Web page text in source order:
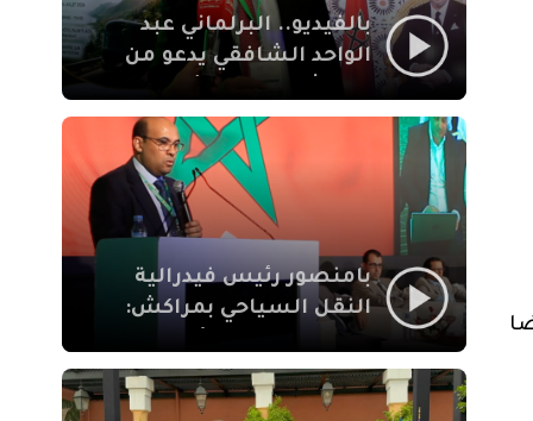
بالفيديو.. البرلماني عبد
الواحد الشافقي يدعو من
النقل السياحي لمواكبة
بامنصور رئيس فيدرالية
النقل السياحي بمراكش:
والاصلاح التشريعي
ركيزتان أساسيتان لكسب